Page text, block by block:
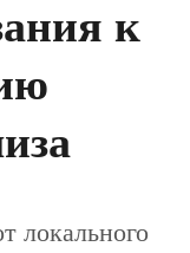
к
локального